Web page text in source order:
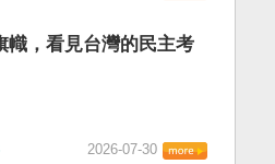
幟，看見台灣的民主考
2026-07-30